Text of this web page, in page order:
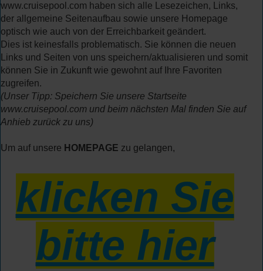
www.cruisepool.com haben sich alle Lesezeichen, Links,
der allgemeine Seitenaufbau sowie unsere Homepage
optisch wie auch von der Erreichbarkeit geändert.
Dies ist keinesfalls problematisch. Sie können die neuen
Links und Seiten von uns speichern/aktualisieren und somit
können Sie in Zukunft wie gewohnt auf Ihre Favoriten
zugreifen.
(Unser Tipp: Speichern Sie unsere Startseite
www.cruisepool.com und beim nächsten Mal finden Sie auf
Anhieb zurück zu uns)
Um auf unsere HOMEPAGE zu gelangen,
klicken Sie
bitte hier